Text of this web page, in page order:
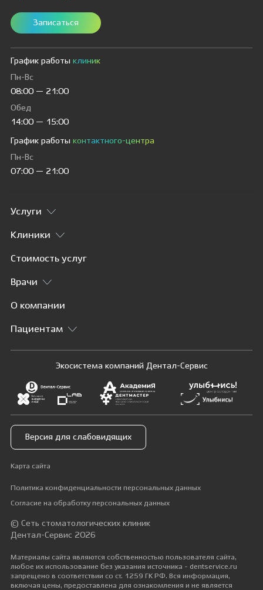
Записаться
График работы клиник
Пн-Вс
08:00 — 21:00
Обед
14:00 — 15:00
График работы контактного-центра
Пн-Вс
07:00 — 21:00
Услуги
Клиники
Стоимость услуг
Врачи
О компании
Пациентам
Экосистема компаний Дентал-Сервис
Версия для слабовидящих
Карта сайта
Политика конфиденциальности персональных данных
Согласие на обработку персональных данных
© Сеть стоматологических клиник
Дентал-Сервис 2026
Материалы сайта являются собственностью пользователя сайта,
любое их использование без указания источника - dentservice.ru
запрещено в соответствии со ст. 1259 ГК РФ. Вся информация,
включая цены, предоставлена для ознакомления и не является